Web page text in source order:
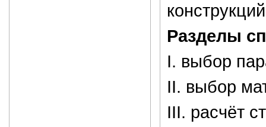
Разделы
I. выбор
II. выбор
III. расчёт